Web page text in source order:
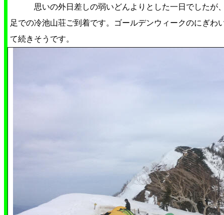
思いの外日差しの弱いどんよりとした一日でしたが
足での冷池山荘ご到着です。ゴールデンウィークのにぎわ
て続きそうです。